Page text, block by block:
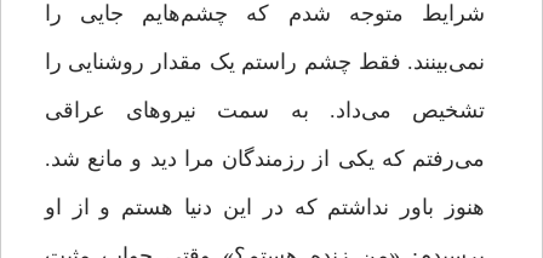
شرایط متوجه شدم که چشم‌هایم جایی را
نمی‌بینند. فقط چشم راستم یک مقدار روشنایی را
تشخیص می‌داد. به سمت نیروهای عراقی
می‌رفتم که یکی از رزمندگان مرا دید و مانع شد.
هنوز باور نداشتم که در این دنیا هستم و از او